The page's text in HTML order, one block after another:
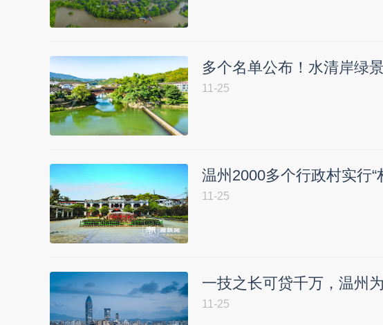
多个名单公布！水清岸绿
11-25
温州2000多个行政村实行
11-25
一技之长可贷千万，温州
11-25